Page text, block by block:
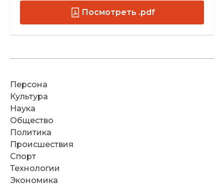
Посмотреть .pdf
Персона
Культура
Наука
Общество
Политика
Происшествия
Спорт
Технологии
Экономика